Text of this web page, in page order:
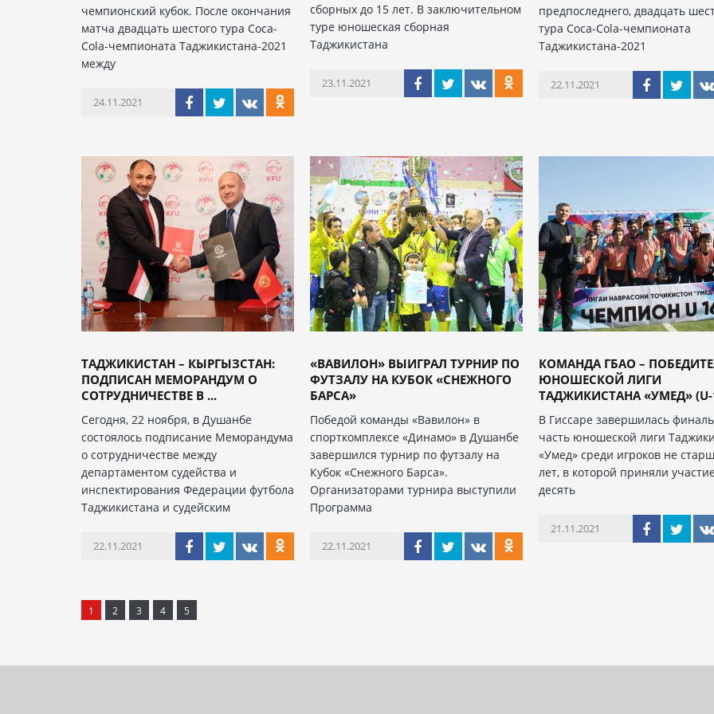
чемпионский кубок. После окончания
матча двадцать шестого тура Coca-
Cola-чемпионата Таджикистана-2021
между
24.11.2021
сборных до 15 лет. В заключительном
туре юношеская сборная
Таджикистана
23.11.2021
предпоследнего, двадцать
тура Coca-Cola-чемпионата
Таджикистана-2021
22.11.2021
ТАДЖИКИСТАН – КЫРГЫЗСТАН:
ПОДПИСАН МЕМОРАНДУМ О
СОТРУДНИЧЕСТВЕ В ...
Сегодня, 22 ноября, в Душанбе
состоялось подписание Меморандума
о сотрудничестве между
департаментом судейства и
инспектирования Федерации футбола
Таджикистана и судейским
22.11.2021
«ВАВИЛОН» ВЫИГРАЛ ТУРНИР ПО
ФУТЗАЛУ НА КУБОК «СНЕЖНОГО
БАРСА»
Победой команды «Вавилон» в
спорткомплексе «Динамо» в Душанбе
завершился турнир по футзалу на
Кубок «Снежного Барса».
Организаторами турнира выступили
Программа
22.11.2021
КОМАНДА ГБАО –
ЮНОШЕСКОЙ ЛИГИ
ТАДЖИКИСТАНА «УМЕД» (U-
В Гиссаре завершилась
часть юношеской лиги
«Умед» среди игроков не
лет, в которой приняли
десять
21.11.2021
1 2 3 4 5